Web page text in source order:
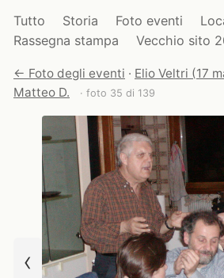
Tutto Storia Foto eventi
Rassegna stampa
Vecchio sito
← Foto degli eventi · Elio Veltri (17
Matteo D.
· foto 35 di 139
‹